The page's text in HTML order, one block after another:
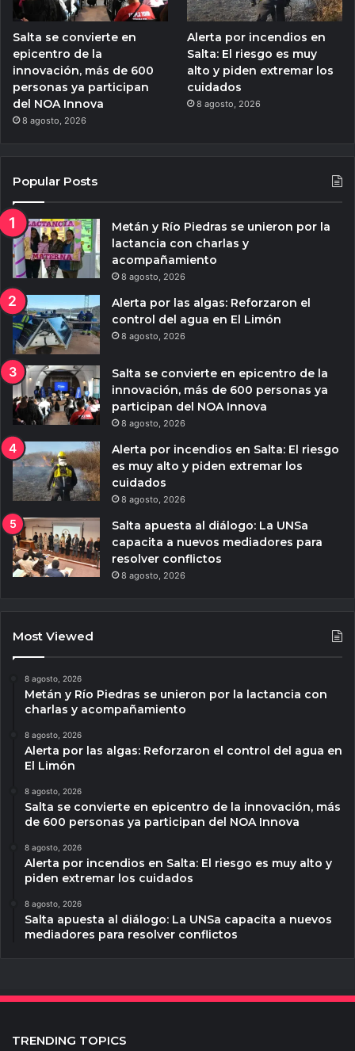
Salta se convierte en
epicentro de la
innovación, más de 600
personas ya participan
del NOA Innova
8 agosto, 2026
Alerta por incendios en
Salta: El riesgo es muy
alto y piden extremar los
cuidados
8 agosto, 2026
Popular Posts
Metán y Río Piedras se unieron por la
lactancia con charlas y
acompañamiento
8 agosto, 2026
Alerta por las algas: Reforzaron el
control del agua en El Limón
8 agosto, 2026
Salta se convierte en epicentro de la
innovación, más de 600 personas ya
participan del NOA Innova
8 agosto, 2026
Alerta por incendios en Salta: El riesgo
es muy alto y piden extremar los
cuidados
8 agosto, 2026
Salta apuesta al diálogo: La UNSa
capacita a nuevos mediadores para
resolver conflictos
8 agosto, 2026
Most Viewed
8 agosto, 2026
Metán y Río Piedras se unieron por la lactancia con
charlas y acompañamiento
8 agosto, 2026
Alerta por las algas: Reforzaron el control del agua en
El Limón
8 agosto, 2026
Salta se convierte en epicentro de la innovación, más
de 600 personas ya participan del NOA Innova
8 agosto, 2026
Alerta por incendios en Salta: El riesgo es muy alto y
piden extremar los cuidados
8 agosto, 2026
Salta apuesta al diálogo: La UNSa capacita a nuevos
mediadores para resolver conflictos
TRENDING TOPICS